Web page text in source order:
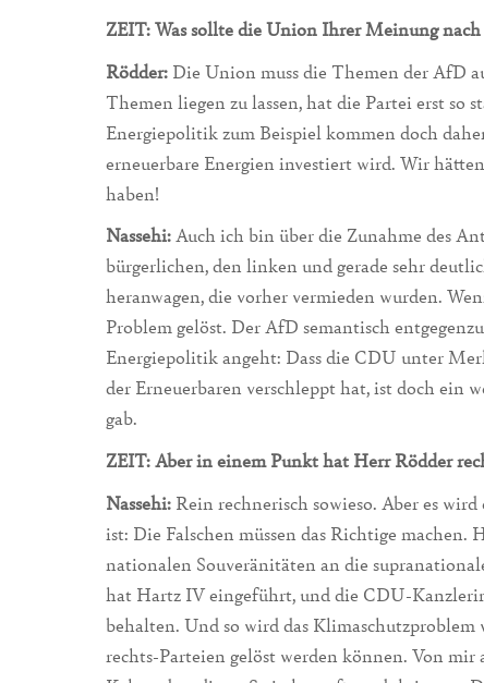
ZEIT: Was sollte die Union Ihrer Meinung
Rödder: Die Union muss die Themen der AfD
Themen liegen zu lassen, hat die Partei erst so
Energiepolitik zum Beispiel kommen doch
erneuerbare Energien investiert wird. Wir
haben!
Nassehi:Auch ich bin über die Zunahme des
bürgerlichen, den linken und gerade sehr
heranwagen, die vorher vermieden wurden.
Problem gelöst. Der AfD semantisch
Energiepolitik angeht: Dass die CDU unter
der Erneuerbaren verschleppt hat, ist doch ein
gab.
ZEIT: Aber in einem Punkt hat Herr Rödder
Nassehi: Rein rechnerisch sowieso. Aber es
ist: Die Falschen müssen das Richtige
nationalen Souveränitäten an die
hat Hartz IV eingeführt, und die CDU-
behalten. Und so wird das
rechts-Parteien gelöst werden können. Von mir